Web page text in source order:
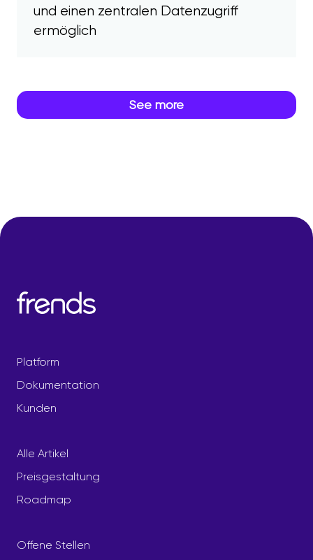
und einen zentralen Datenzugriff
ermöglich
See more
Platform
Dokumentation
Kunden
Alle Artikel
Preisgestaltung
Roadmap
Offene Stellen